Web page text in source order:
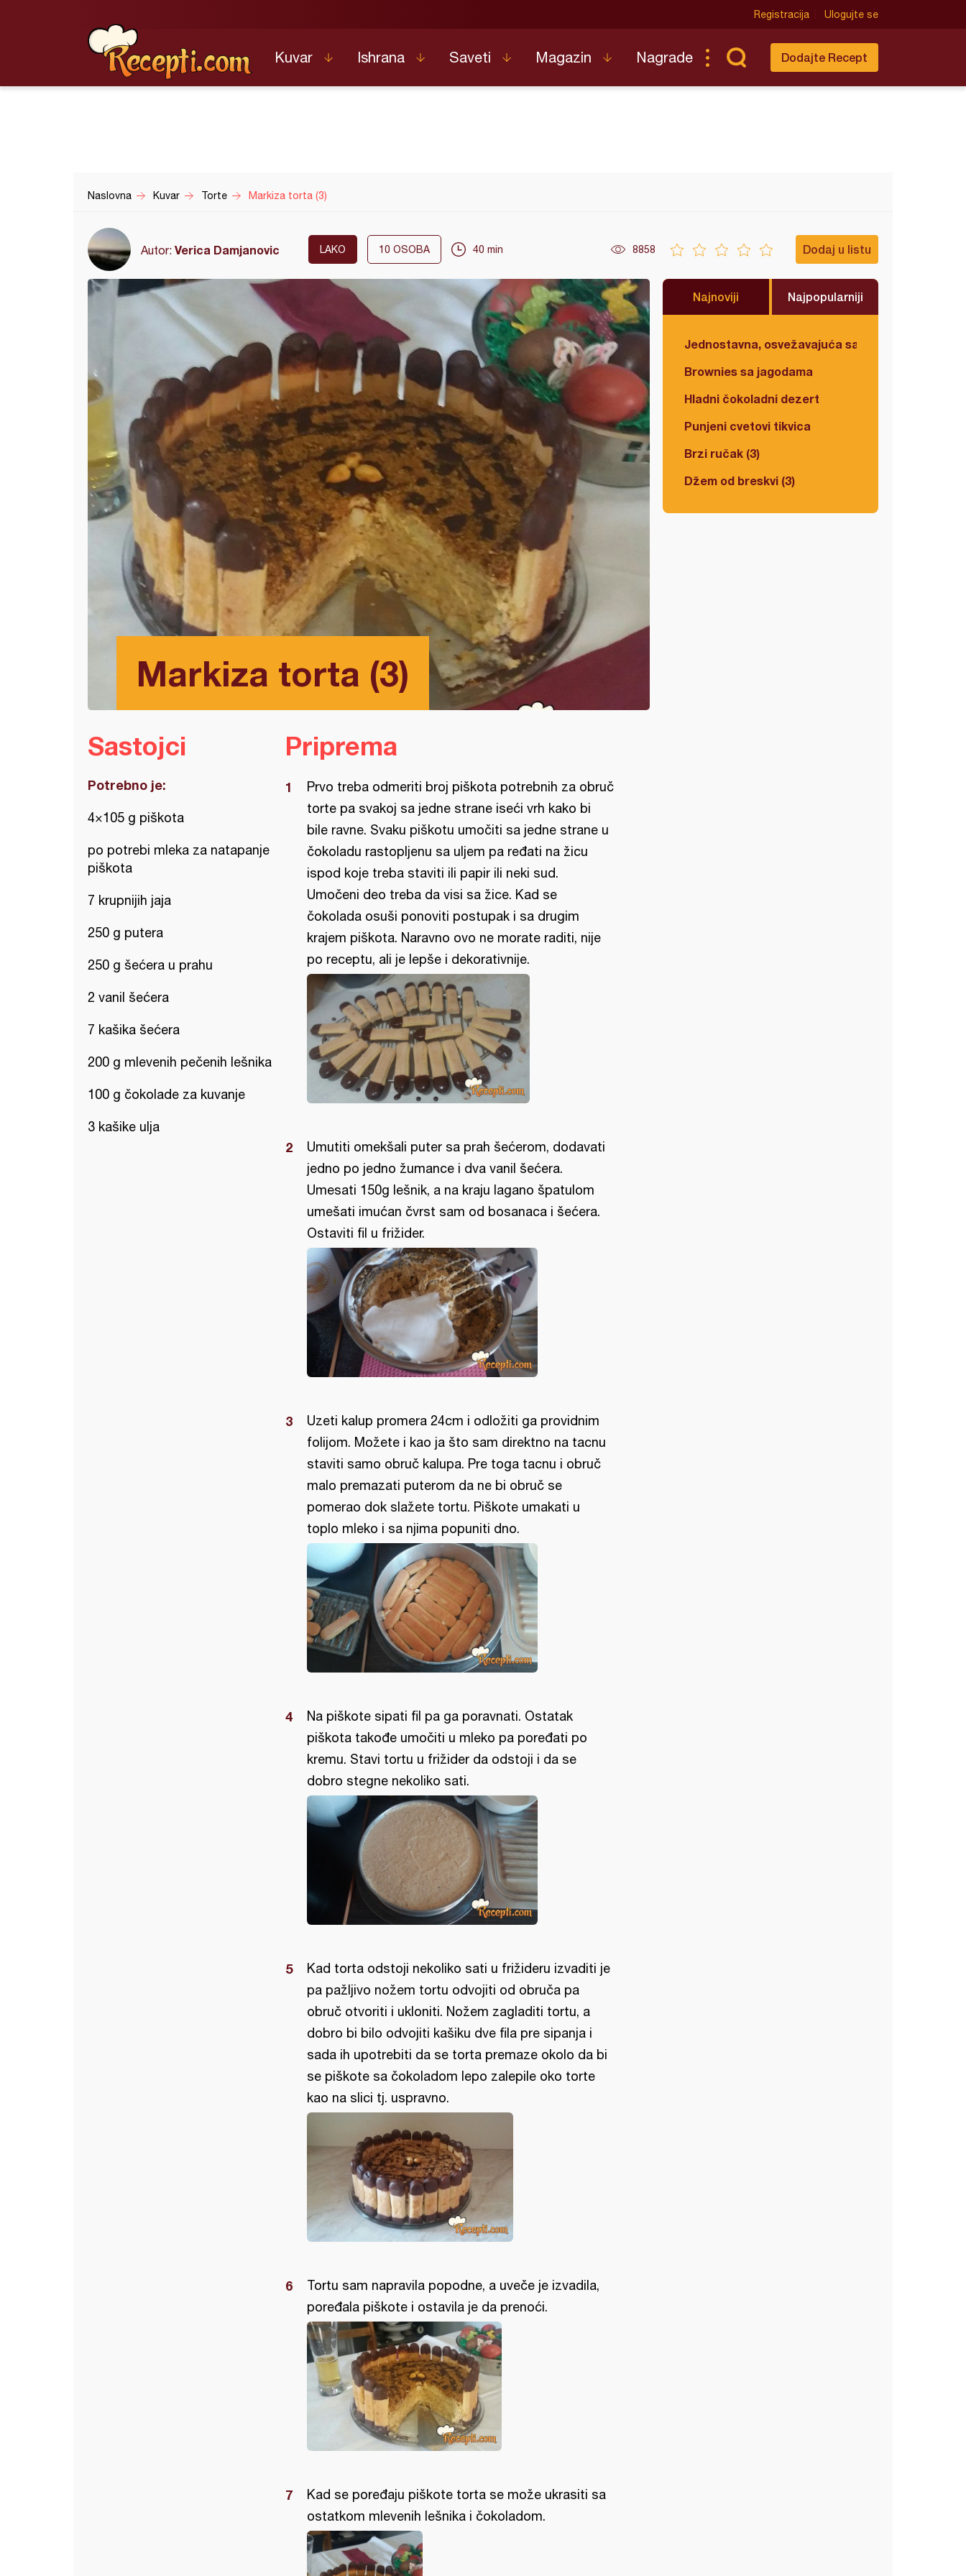
Registracija Ulogujte se
Kuvar Ishrana Saveti Magazin Nagrade Dodajte Recept
Naslovna Kuvar Torte Markiza torta (3)
Autor: Verica Damjanovic LAKO 10 OSOBA 40 min 8858 Dodaj u listu
Markiza torta (3)
Najnoviji Najpopularniji
Jednostavna, osvežavajuća salata
Brownies sa jagodama
Hladni čokoladni dezert
Punjeni cvetovi tikvica
Brzi ručak (3)
Džem od breskvi (3)
Sastojci
Potrebno je:
4×105 g piškota
po potrebi mleka za natapanje
piškota
7 krupnijih jaja
250 g putera
250 g šećera u prahu
2 vanil šećera
7 kašika šećera
200 g mlevenih pečenih lešnika
100 g čokolade za kuvanje
3 kašike ulja
Priprema
Prvo treba odmeriti broj piškota potrebnih za obruč
torte pa svakoj sa jedne strane iseći vrh kako bi
bile ravne. Svaku piškotu umočiti sa jedne strane u
čokoladu rastopljenu sa uljem pa ređati na žicu
ispod koje treba staviti ili papir ili neki sud.
Umočeni deo treba da visi sa žice. Kad se
čokolada osuši ponoviti postupak i sa drugim
krajem piškota. Naravno ovo ne morate raditi, nije
po receptu, ali je lepše i dekorativnije.
Umutiti omekšali puter sa prah šećerom, dodavati
jedno po jedno žumance i dva vanil šećera.
Umesati 150g lešnik, a na kraju lagano špatulom
umešati imućan čvrst sam od bosanaca i šećera.
Ostaviti fil u frižider.
Uzeti kalup promera 24cm i odložiti ga providnim
folijom. Možete i kao ja što sam direktno na tacnu
staviti samo obruč kalupa. Pre toga tacnu i obruč
malo premazati puterom da ne bi obruč se
pomerao dok slažete tortu. Piškote umakati u
toplo mleko i sa njima popuniti dno.
Na piškote sipati fil pa ga poravnati. Ostatak
piškota takođe umočiti u mleko pa poređati po
kremu. Stavi tortu u frižider da odstoji i da se
dobro stegne nekoliko sati.
Kad torta odstoji nekoliko sati u frižideru izvaditi je
pa pažljivo nožem tortu odvojiti od obruča pa
obruč otvoriti i ukloniti. Nožem zagladiti tortu, a
dobro bi bilo odvojiti kašiku dve fila pre sipanja i
sada ih upotrebiti da se torta premaze okolo da bi
se piškote sa čokoladom lepo zalepile oko torte
kao na slici tj. uspravno.
Tortu sam napravila popodne, a uveče je izvadila,
poređala piškote i ostavila je da prenoći.
Kad se poređaju piškote torta se može ukrasiti sa
ostatkom mlevenih lešnika i čokoladom.